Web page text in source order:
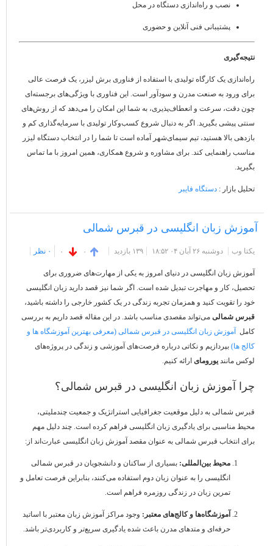
نصب و راه‌اندازی دستگاه در محل
پشتیبانی فنی آنلاین و حضوری
نتیجه‌گیری
راه‌اندازی یک کارگاه تولیدی با استفاده از فناوری برش لیزر، یک فرصت عالی
برای ورود به صنعت مدرن و سودآور است. این فناوری با ویژگی‌های برجسته‌ای
چون دقت، سرعت و انعطاف‌پذیری، به شما این امکان را می‌دهد که از روش‌های
سنتی پیشی بگیرید. اگر به دنبال شروع کسب‌وکار تولیدی با سرمایه‌گذاری کم و
بازدهی بالا هستید، تیم سیمای‌شهر آماده است تا شما را در انتخاب دستگاه لیزر
مناسب راهنمایی کند. برای مشاوره و شروع همکاری، همین امروز با ما تماس
بگیرید.
تحلیل بازار : دستگاه‌ فایبر
آموزش زبان انگلیسی در قبرس شمالی
یکتا وب دوشنبه ۲۶ آبان ۰۴ ۱۸:۵۲ ۱۳۹ بازديد ۰ ۰ ۰ نظر
آموزش زبان انگلیسی در دنیای امروز به یکی از مهارت‌های ضروری برای
تحصیل، کار و مهاجرت تبدیل شده است. اگر شما نیز قصد دارید زبان انگلیسی
خود را تقویت کنید و همزمان تجربه زندگی در یک کشور خارجی را داشته باشید،
قبرس شمالی می‌تواند مقصدی مناسب باشد. در این مقاله قصد داریم به بررسی
کامل
آموزش زبان انگلیسی در قبرس شمالی (معرفی بهترین آموزشگاه ها و
کالج ها) بپردازیم و نکاتی درباره فرصت‌های آموزشی و زندگی در پروژه‌های
لوکس مانند یورومای ارائه کنیم.
چرا آموزش زبان انگلیسی در قبرس شمالی؟
قبرس شمالی به دلیل موقعیت جغرافیایی استراتژیک و جمعیت چندملیتی،
محیط مناسبی برای یادگیری زبان انگلیسی فراهم کرده است. چند دلیل مهم
برای انتخاب قبرس شمالی به عنوان مقصد آموزش زبان انگلیسی عبارت‌اند از:
محیط بین‌المللی: بسیاری از ساکنان و دانشجویان در قبرس شمالی
انگلیسی را به عنوان زبان دوم استفاده می‌کنند، بنابراین فرصت تعامل و
تمرین زبان در زندگی روزمره فراهم است.
آموزشگاه‌ها و کالج‌های معتبر: وجود مراکز آموزش زبان معتبر با اساتید
حرفه‌ای و متدهای مدرن باعث شده یادگیری سریع‌تر و کاربردی‌تر باشد.